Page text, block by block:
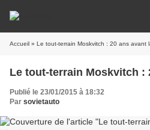
Accueil » Le tout-terrain Moskvitch : 20 ans avant
Le tout-terrain Moskvitch :
Publié le 23/01/2015 à 18:32
Par sovietauto